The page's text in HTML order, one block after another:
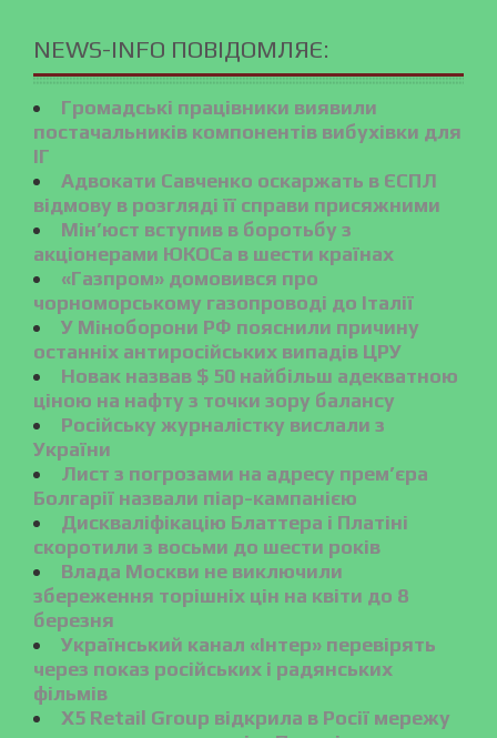
NEWS-INFO ПОВІДОМЛЯЄ:
Громадські працівники виявили
постачальників компонентів вибухівки для
ІГ
Адвокати Савченко оскаржать в ЄСПЛ
відмову в розгляді її справи присяжними
Мін’юст вступив в боротьбу з
акціонерами ЮКОСа в шести країнах
«Газпром» домовився про
чорноморському газопроводі до Італії
У Міноборони РФ пояснили причину
останніх антиросійських випадів ЦРУ
Новак назвав $ 50 найбільш адекватною
ціною на нафту з точки зору балансу
Російську журналістку вислали з
України
Лист з погрозами на адресу прем’єра
Болгарії назвали піар-кампанією
Дискваліфікацію Блаттера і Платіні
скоротили з восьми до шести років
Влада Москви не виключили
збереження торішніх цін на квіти до 8
березня
Український канал «Інтер» перевірять
через показ російських і радянських
фільмів
X5 Retail Group відкрила в Росії мережу